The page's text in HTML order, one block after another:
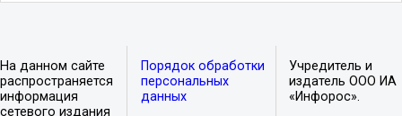
На данном сайте
распространяется
информация
сетевого издания
Порядок обработки
персональных
данных
Учредитель и
издатель ООО ИА
«Инфорос».